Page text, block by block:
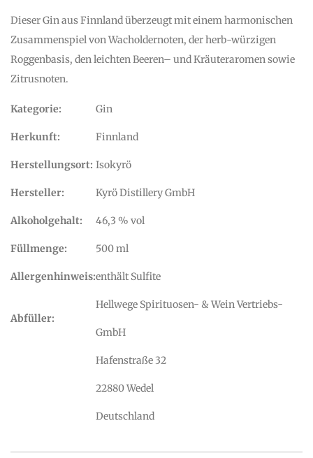
Dieser Gin aus Finnland überzeugt mit einem harmonischen
Zusammenspiel von Wacholdernoten, der herb-würzigen
Roggenbasis, den leichten Beeren– und Kräuteraromen sowie
Zitrusnoten.
Kategorie: Gin
Herkunft: Finnland
Herstellungsort: Isokyrö
Hersteller: Kyrö Distillery GmbH
Alkoholgehalt: 46,3 % vol
Füllmenge: 500 ml
Allergenhinweis:enthält Sulfite
Abfüller:
Hellwege Spirituosen- & Wein Vertriebs-
GmbH
Hafenstraße 32
22880 Wedel
Deutschland